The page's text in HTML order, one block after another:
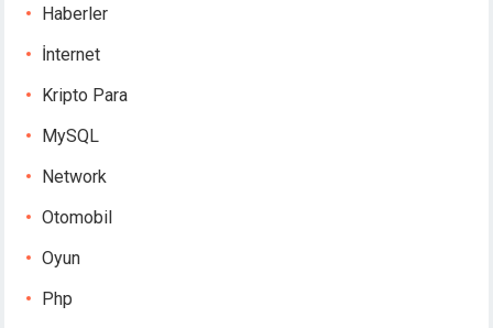
Haberler
İnternet
Kripto Para
MySQL
Network
Otomobil
Oyun
Php